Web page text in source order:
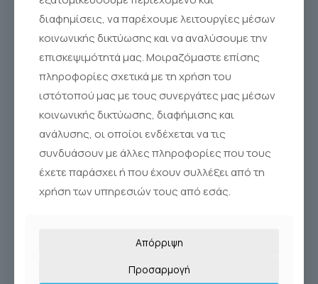
Sinus Rinse®
διαφημίσεις, να παρέχουμε λειτουργίες μέσων
κοινωνικής δικτύωσης και να αναλύσουμε την
επισκεψιμότητά μας. Μοιραζόμαστε επίσης
πληροφορίες σχετικά με τη χρήση του
ιστότοπού μας με τους συνεργάτες μας μέσων
κοινωνικής δικτύωσης, διαφήμισης και
ανάλυσης, οι οποίοι ενδέχεται να τις
συνδυάσουν με άλλες πληροφορίες που τους
έχετε παράσχει ή που έχουν συλλέξει από τη
χρήση των υπηρεσιών τους από εσάς.
Απόρριψη
Προσαρμογή